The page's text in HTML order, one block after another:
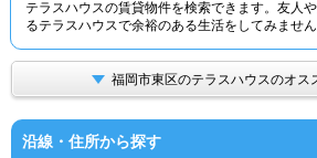
TOP
テラスハウスの賃貸物件を検索できます。友人
るテラスハウスで余裕のある生活をしてみません
福岡市東区のテラスハウスのオス
沿線・住所から探す